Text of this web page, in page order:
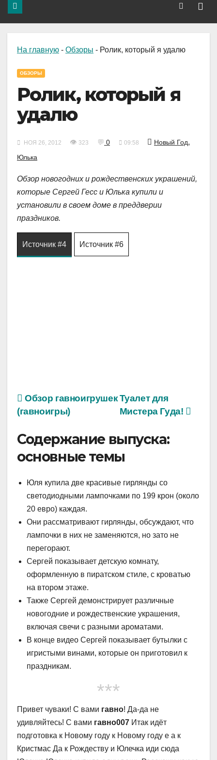
На главную - Обзоры - Ролик, который я удалю
ОБЗОРЫ
Ролик, который я
удалю
НОЯ 26, 2012 👁 323 💬 0 09:58 Новый Год,
Юлька
Обзор новогодних и рождественских украшений,
которые Сергей Гесс и Юлька купили и
установили в своем доме в преддверии
праздников.
Источник #4 Источник #6
Туалет для
Мистера Гуда!
Обзор гавноигрушек
(гавноигры)
Содержание выпуска:
основные темы
Юля купила две красивые гирлянды со
светодиодными лампочками по 199 крон (около
20 евро) каждая.
Они рассматривают гирлянды, обсуждают, что
лампочки в них не заменяются, но зато не
перегорают.
Сергей показывает детскую комнату,
оформленную в пиратском стиле, с кроватью
на втором этаже.
Также Сергей демонстрирует различные
новогодние и рождественские украшения,
включая свечи с разными ароматами.
В конце видео Сергей показывает бутылки с
игристыми винами, которые он приготовил к
праздникам.
***
Привет чуваки! С вами гавно! Да-да не
удивляйтесь! С вами гавно007 Итак идёт
подготовка к Новому году к Новому году е а к
Кристмас Да к Рождеству и Юлечка иди сюда